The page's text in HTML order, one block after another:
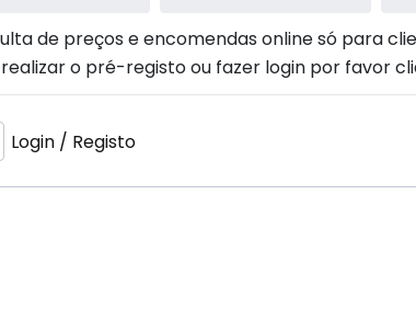
de preços e encomendas online só para
o pré-registo ou fazer login por favor
Login / Registo